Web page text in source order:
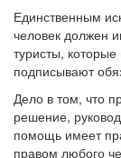
Единственным
человек должен
туристы,
подписывают
Дело в том, что
решение,
помощь имеет
правом любого